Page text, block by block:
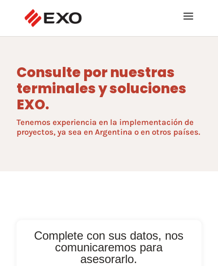
Consulte por nuestras
terminales y soluciones
EXO.
Tenemos experiencia en la implementación de
proyectos, ya sea en Argentina o en otros países.
Complete con sus datos, nos
comunicaremos para
asesorarlo.